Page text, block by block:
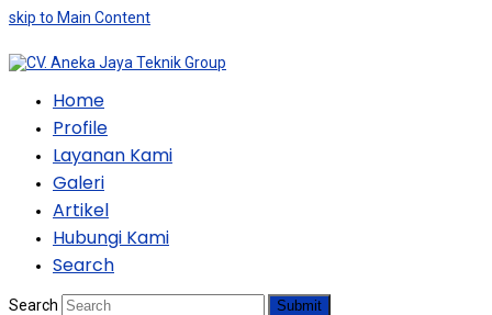
skip to Main Content
Home
Profile
Layanan Kami
Galeri
Artikel
Hubungi Kami
Search
Search Submit